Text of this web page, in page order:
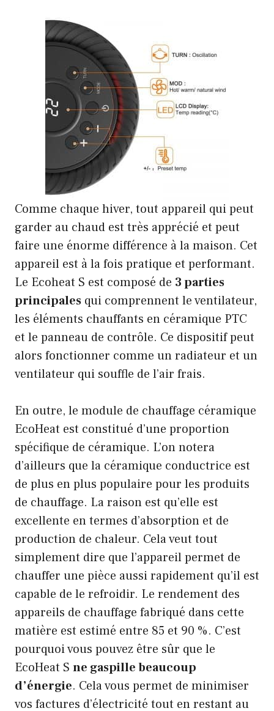
Comme chaque hiver, tout appareil qui peut
garder au chaud est très apprécié et peut
faire une énorme différence à la maison. Cet
appareil est à la fois pratique et performant.
Le Ecoheat S est composé de 3 parties
principales qui comprennent le ventilateur,
les éléments chauffants en céramique PTC
et le panneau de contrôle. Ce dispositif peut
alors fonctionner comme un radiateur et un
ventilateur qui souffle de l’air frais.
En outre, le module de chauffage céramique
EcoHeat est constitué d’une proportion
spécifique de céramique. L’on notera
d’ailleurs que la céramique conductrice est
de plus en plus populaire pour les produits
de chauffage. La raison est qu’elle est
excellente en termes d’absorption et de
production de chaleur. Cela veut tout
simplement dire que l’appareil permet de
chauffer une pièce aussi rapidement qu’il est
capable de le refroidir. Le rendement des
appareils de chauffage fabriqué dans cette
matière est estimé entre 85 et 90 %. C’est
pourquoi vous pouvez être sûr que le
EcoHeat S ne gaspille beaucoup
d’énergie. Cela vous permet de minimiser
vos factures d’électricité tout en restant au